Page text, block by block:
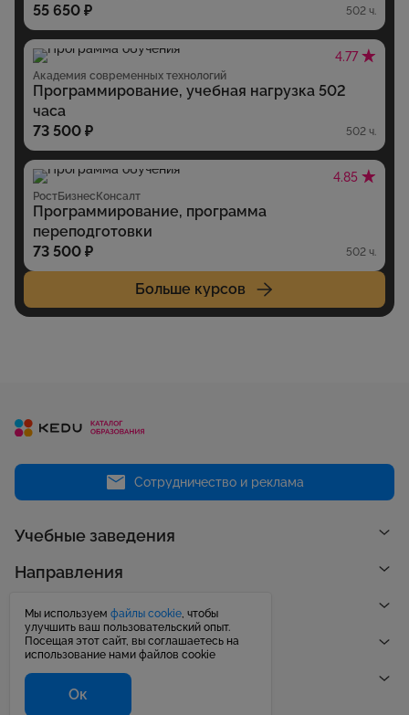
55 650 ₽
502 ч.
4.77
Академия современных технологий
Программирование, учебная нагрузка 502
часа
73 500 ₽
502 ч.
4.85
РостБизнесКонсалт
Программирование, программа
переподготовки
73 500 ₽
502 ч.
Больше курсов
Сотрудничество и реклама
Учебные заведения
Направления
Рейтинги
Публикации
Центр поддержки
Мы используем файлы cookie, чтобы
улучшить ваш пользовательский опыт.
Посещая этот сайт, вы соглашаетесь на
использование нами файлов cookie
Ок